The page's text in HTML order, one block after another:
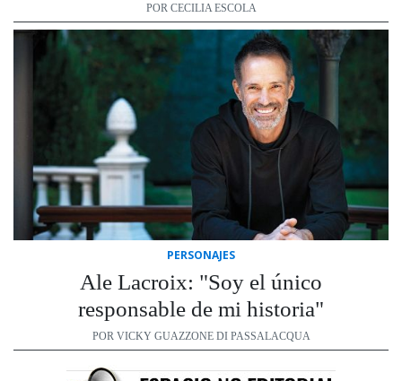
POR CECILIA ESCOLA
PERSONAJES
Ale Lacroix: "Soy el único
responsable de mi historia"
POR VICKY GUAZZONE DI PASSALACQUA